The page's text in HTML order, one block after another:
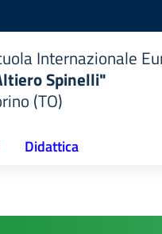
Internazionale
Spinelli"
(TO)
Didattica